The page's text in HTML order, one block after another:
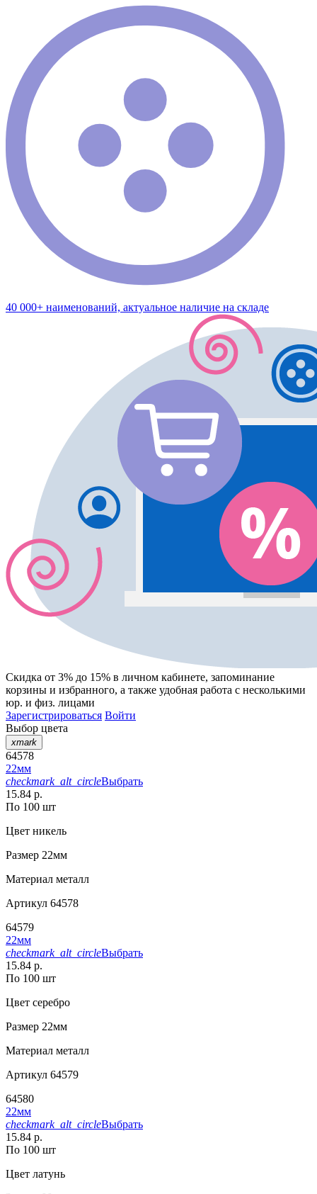
40 000+ наименований, актуальное наличие на складе
Скидка от 3% до 15% в личном кабинете, запоминание
корзины и избранного, а также удобная работа с несколькими
юр. и физ. лицами
Зарегистрироваться Войти
Выбор цвета
xmark
64578
22мм
checkmark_alt_circleВыбрать
15.84 р.
По 100 шт
Цвет никель
Размер 22мм
Материал металл
Артикул 64578
64579
22мм
checkmark_alt_circleВыбрать
15.84 р.
По 100 шт
Цвет серебро
Размер 22мм
Материал металл
Артикул 64579
64580
22мм
checkmark_alt_circleВыбрать
15.84 р.
По 100 шт
Цвет латунь